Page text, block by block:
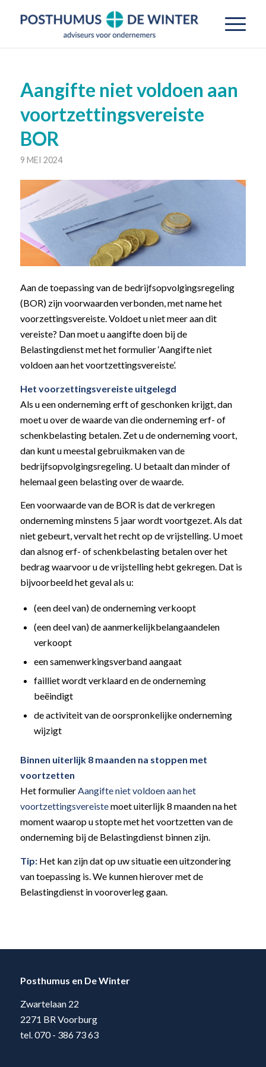
Aangifte niet voldoen aan
voortzettingsvereiste
BOR
9 MEI 2024
Aan de toepassing van de bedrijfsopvolgingsregeling
(BOR) zijn voorwaarden verbonden, met name het
voorzettingsvereiste. Voldoet u niet meer aan dit
vereiste? Dan moet u aangifte doen bij de
Belastingdienst met het formulier ‘Aangifte niet
voldoen aan het voortzettingsvereiste’.
Het voorzettingsvereiste uitgelegd
Als u een onderneming erft of geschonken krijgt, dan
moet u over de waarde van die onderneming erf- of
schenkbelasting betalen. Zet u de onderneming voort,
dan kunt u meestal gebruikmaken van de
bedrijfsopvolgingsregeling. U betaalt dan minder of
helemaal geen belasting over de waarde.
Een voorwaarde van de BOR is dat de verkregen
onderneming minstens 5 jaar wordt voortgezet. Als dat
niet gebeurt, vervalt het recht op de vrijstelling. U moet
dan alsnog erf- of schenkbelasting betalen over het
bedrag waarvoor u de vrijstelling hebt gekregen. Dat is
bijvoorbeeld het geval als u:
(een deel van) de onderneming verkoopt
(een deel van) de aanmerkelijkbelangaandelen
verkoopt
een samenwerkingsverband aangaat
failliet wordt verklaard en de onderneming
beëindigt
de activiteit van de oorspronkelijke onderneming
wijzigt
Binnen uiterlijk 8 maanden na stoppen met
voortzetten
Het formulierAangifte niet voldoen aan het
voortzettingsvereistemoet uiterlijk 8 maanden na het
moment waarop u stopte met het voortzetten van de
onderneming bij de Belastingdienst binnen zijn.
Tip:Het kan zijn dat op uw situatie een uitzondering
van toepassing is. We kunnen hierover met de
Belastingdienst in vooroverleg gaan.
Posthumus en De Winter
Zwartelaan 22
2271 BR Voorburg
tel. 070 - 386 73 63